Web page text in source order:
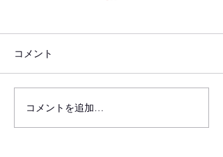
平素は格別のご愛顧を賜り、
まで弊社では、お客様への感
謝の気持ちを込めて弊社で初
コメント
コメントを追加…